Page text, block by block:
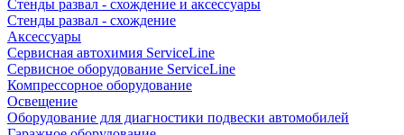
Стенды развал - схождение и аксессуары
Стенды развал - схождение
Аксессуары
Сервисная автохимия ServiceLine
Сервисное оборудование ServiceLine
Компрессорное оборудование
Освещение
Оборудование для диагностики подвески автомобилей